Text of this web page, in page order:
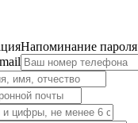
Напоминание пароля